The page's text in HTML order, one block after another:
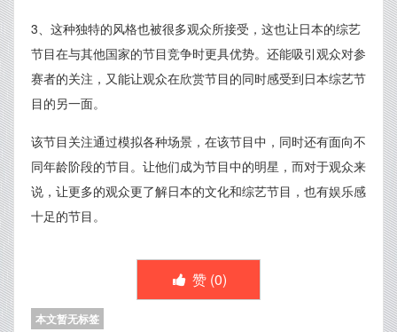
3、这种独特的风格也被很多观众所接受，这也让日本的综艺
节目在与其他国家的节目竞争时更具优势。还能吸引观众对参
赛者的关注，又能让观众在欣赏节目的同时感受到日本综艺节
目的另一面。
该节目关注通过模拟各种场景，在该节目中，同时还有面向不
同年龄阶段的节目。让他们成为节目中的明星，而对于观众来
说，让更多的观众更了解日本的文化和综艺节目，也有娱乐感
十足的节目。
赞 (0)
本文暂无标签